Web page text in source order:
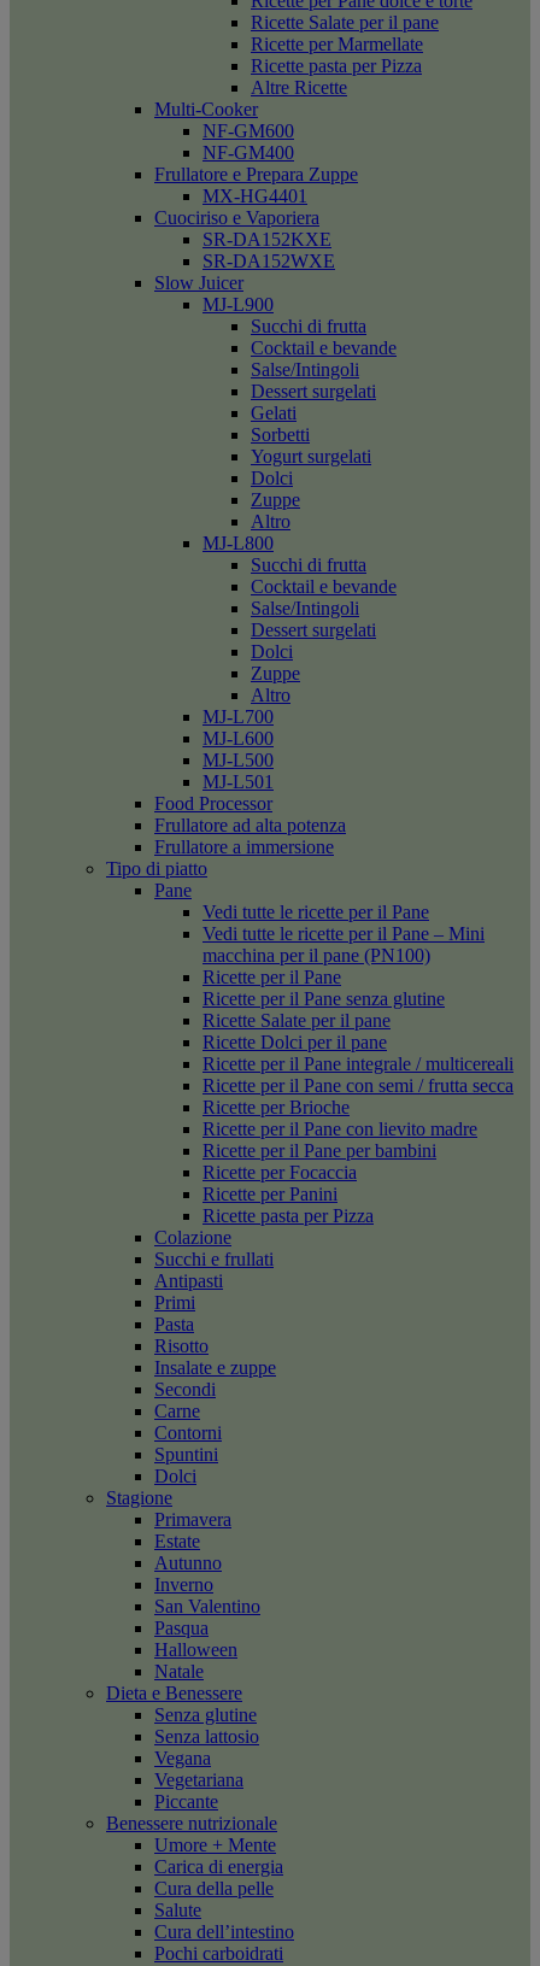
Ricette Salate per il pane
Ricette per Marmellate
Ricette pasta per Pizza
Altre Ricette
Multi-Cooker
NF-GM600
NF-GM400
Frullatore e Prepara Zuppe
MX-HG4401
Cuociriso e Vaporiera
SR-DA152KXE
SR-DA152WXE
Slow Juicer
MJ-L900
Succhi di frutta
Cocktail e bevande
Salse/Intingoli
Dessert surgelati
Gelati
Sorbetti
Yogurt surgelati
Dolci
Zuppe
Altro
MJ-L800
Succhi di frutta
Cocktail e bevande
Salse/Intingoli
Dessert surgelati
Dolci
Zuppe
Altro
MJ-L700
MJ-L600
MJ-L500
MJ-L501
Food Processor
Frullatore ad alta potenza
Frullatore a immersione
Tipo di piatto
Pane
Vedi tutte le ricette per il Pane
Vedi tutte le ricette per il Pane – Mini
macchina per il pane (PN100)
Ricette per il Pane
Ricette per il Pane senza glutine
Ricette Salate per il pane
Ricette Dolci per il pane
Ricette per il Pane integrale / multicereali
Ricette per il Pane con semi / frutta secca
Ricette per Brioche
Ricette per il Pane con lievito madre
Ricette per il Pane per bambini
Ricette per Focaccia
Ricette per Panini
Ricette pasta per Pizza
Colazione
Succhi e frullati
Antipasti
Primi
Pasta
Risotto
Insalate e zuppe
Secondi
Carne
Contorni
Spuntini
Dolci
Stagione
Primavera
Estate
Autunno
Inverno
San Valentino
Pasqua
Halloween
Natale
Dieta e Benessere
Senza glutine
Senza lattosio
Vegana
Vegetariana
Piccante
Benessere nutrizionale
Umore + Mente
Carica di energia
Cura della pelle
Salute
Cura dell’intestino
Pochi carboidrati